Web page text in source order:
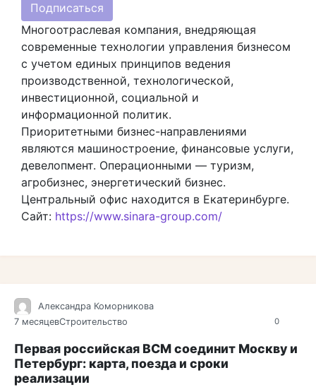
Подписаться
Многоотраслевая компания, внедряющая
современные технологии управления бизнесом
с учетом единых принципов ведения
производственной, технологической,
инвестиционной, социальной и
информационной политик.
Приоритетными бизнес-направлениями
являются машиностроение, финансовые услуги,
девелопмент. Операционными — туризм,
агробизнес, энергетический бизнес.
Центральный офис находится в Екатеринбурге.
Сайт: https://www.sinara-group.com/
0
Александра Коморникова
7 месяцевСтроительство
Первая российская ВСМ соединит Москву и
Петербург: карта, поезда и сроки
реализации